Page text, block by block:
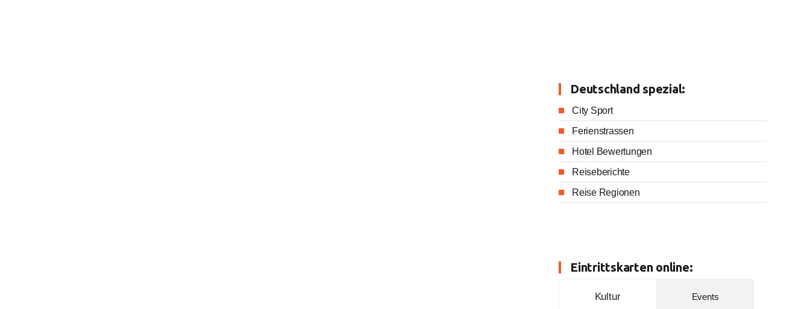
Deutschland spezial:
City Sport
Ferienstrassen
Hotel Bewertungen
Reiseberichte
Reise Regionen
Eintrittskarten online:
Kultur Events